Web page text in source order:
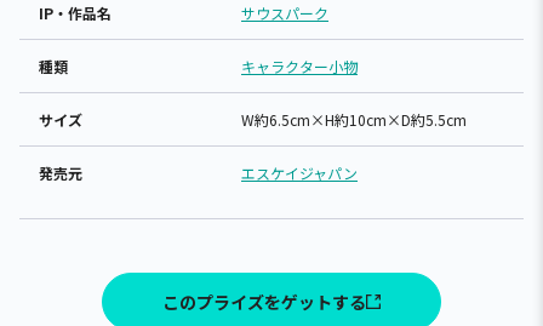
IP・作品名 サウスパーク
種類 キャラクター小物
サイズ W約6.5cm×H約10cm×D約5.5cm
発売元 エスケイジャパン
このプライズをゲットする